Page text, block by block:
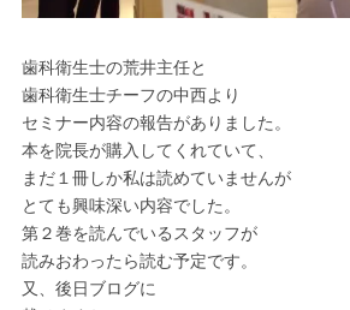
歯科衛生士の荒井主任と
歯科衛生士チーフの中西より
セミナー内容の報告がありました。
本を院長が購入してくれていて、
まだ１冊しか私は読めていませんが
とても興味深い内容でした。
第２巻を読んでいるスタッフが
読みおわったら読む予定です。
又、後日ブログに